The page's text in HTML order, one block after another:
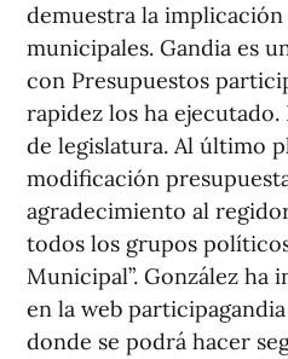
demuestra la
municipales. Gandia es
con Presupuestos
rapidez los ha
de legislatura. Al último
modificación
agradecimiento al
todos los grupos
Municipal”. González ha
en la web
donde se podrá hacer